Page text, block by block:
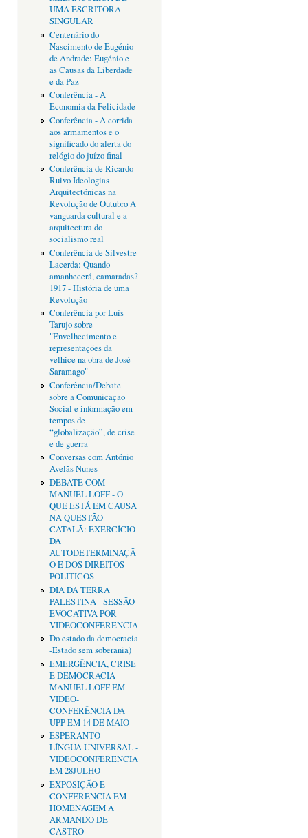
UMA ESCRITORA
SINGULAR
Centenário do
Nascimento de Eugénio
de Andrade: Eugénio e
as Causas da Liberdade
e da Paz
Conferência - A
Economia da Felicidade
Conferência - A corrida
aos armamentos e o
significado do alerta do
relógio do juízo final
Conferência de Ricardo
Ruivo Ideologias
Arquitectónicas na
Revolução de Outubro A
vanguarda cultural e a
arquitectura do
socialismo real
Conferência de Silvestre
Lacerda: Quando
amanhecerá, camaradas?
1917 - História de uma
Revolução
Conferência por Luís
Tarujo sobre
"Envelhecimento e
representações da
velhice na obra de José
Saramago"
Conferência/Debate
sobre a Comunicação
Social e informação em
tempos de
“globalização”, de crise
e de guerra
Conversas com António
Avelãs Nunes
DEBATE COM
MANUEL LOFF - O
QUE ESTÁ EM CAUSA
NA QUESTÃO
CATALÃ: EXERCÍCIO
DA
AUTODETERMINAÇÃ
O E DOS DIREITOS
POLÍTICOS
DIA DA TERRA
PALESTINA - SESSÃO
EVOCATIVA POR
VIDEOCONFERÊNCIA
Do estado da democracia
-Estado sem soberania)
EMERGÊNCIA, CRISE
E DEMOCRACIA -
MANUEL LOFF EM
VÍDEO-
CONFERÊNCIA DA
UPP EM 14 DE MAIO
ESPERANTO -
LÍNGUA UNIVERSAL -
VIDEOCONFERÊNCIA
EM 28JULHO
EXPOSIÇÃO E
CONFERÊNCIA EM
HOMENAGEM A
ARMANDO DE
CASTRO